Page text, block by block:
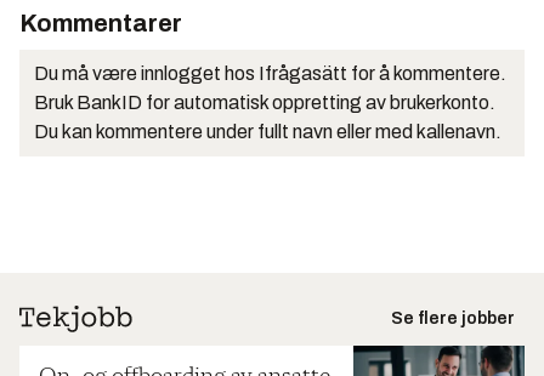
Kommentarer
Du må være innlogget hos Ifrågasätt for å kommentere.
Bruk BankID for automatisk oppretting av brukerkonto.
Du kan kommentere under fullt navn eller med kallenavn.
Se flere jobber